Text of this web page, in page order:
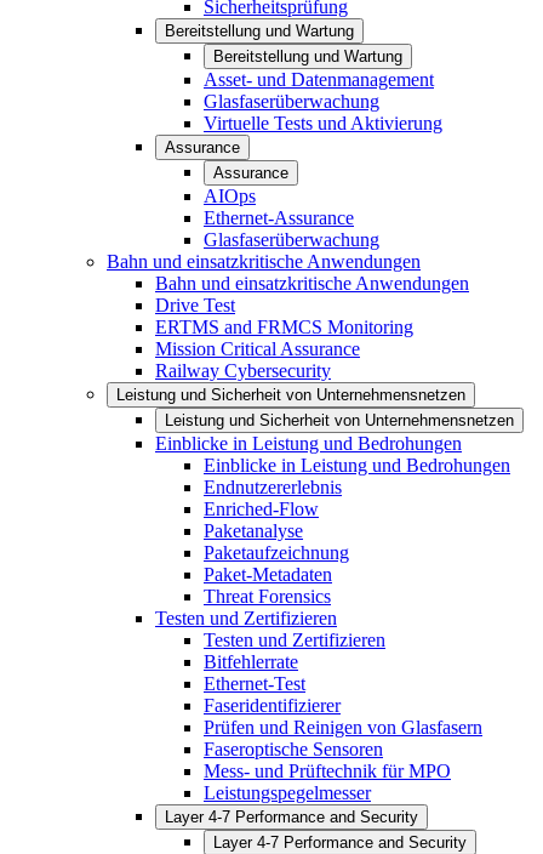
Sicherheitsprüfung
Bereitstellung und Wartung
Bereitstellung und Wartung
Asset- und Datenmanagement
Glasfaserüberwachung
Virtuelle Tests und Aktivierung
Assurance
Assurance
AIOps
Ethernet-Assurance
Glasfaserüberwachung
Bahn und einsatzkritische Anwendungen
Bahn und einsatzkritische Anwendungen
Drive Test
ERTMS and FRMCS Monitoring
Mission Critical Assurance
Railway Cybersecurity
Leistung und Sicherheit von Unternehmensnetzen
Leistung und Sicherheit von Unternehmensnetzen
Einblicke in Leistung und Bedrohungen
Einblicke in Leistung und Bedrohungen
Endnutzererlebnis
Enriched-Flow
Paketanalyse
Paketaufzeichnung
Paket-Metadaten
Threat Forensics
Testen und Zertifizieren
Testen und Zertifizieren
Bitfehlerrate
Ethernet-Test
Faseridentifizierer
Prüfen und Reinigen von Glasfasern
Faseroptische Sensoren
Mess- und Prüftechnik für MPO
Leistungspegelmesser
Layer 4-7 Performance and Security
Layer 4-7 Performance and Security